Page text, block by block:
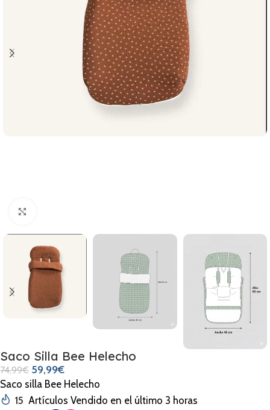
Saco Silla Bee Helecho
74,99€ 59,99€
Saco silla Bee Helecho
15 Artículos Vendido en el último 3 horas